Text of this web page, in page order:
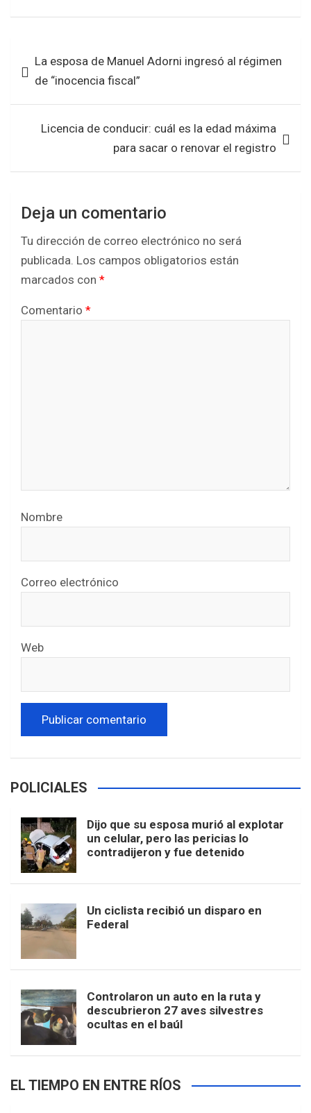
e
t
r
t
A
p
a
r
de La esposa de Manuel Adorni ingresó al régimen
de “inocencia fiscal”
Licencia de conducir: cuál es la edad máxima
para sacar o renovar el registro
Deja un comentario
Tu dirección de correo electrónico no será
publicada. Los campos obligatorios están
marcados con *
Comentario *
Nombre
Correo electrónico
Web
POLICIALES
Dijo que su esposa murió al explotar
un celular, pero las pericias lo
contradijeron y fue detenido
Un ciclista recibió un disparo en
Federal
Controlaron un auto en la ruta y
descubrieron 27 aves silvestres
ocultas en el baúl
EL TIEMPO EN ENTRE RÍOS